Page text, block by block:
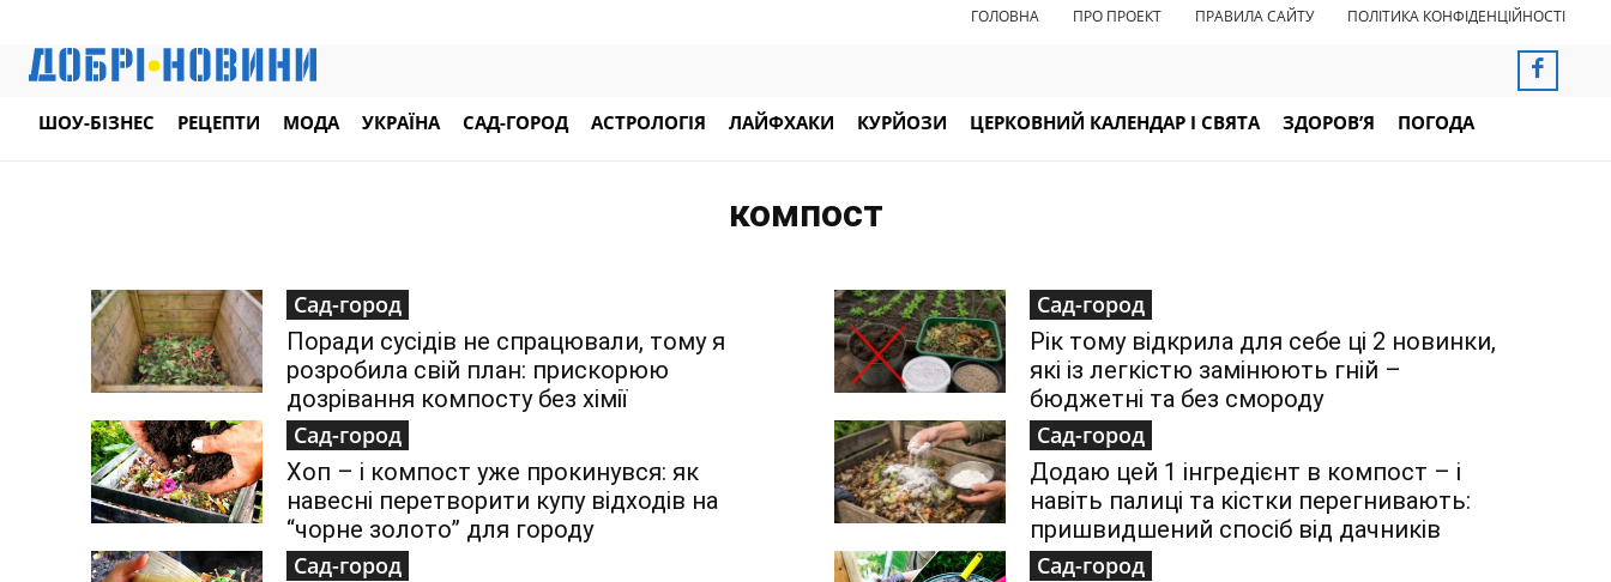
ГОЛОВНА ПРО ПРОЕКТ ПРАВИЛА САЙТУ ПОЛІТИКА КОНФІДЕНЦІЙНОСТІ
ШОУ-БІЗНЕС РЕЦЕПТИ МОДА УКРАЇНА САД-ГОРОД АСТРОЛОГІЯ ЛАЙФХАКИ КУРЙОЗИ ЦЕРКОВНИЙ КАЛЕНДАР І СВЯТА ЗДОРОВ’Я ПОГОДА
компост
Сад-город
Поради сусідів не спрацювали, тому я
розробила свій план: прискорюю
дозрівання компосту без хімії
Сад-город
Рік тому відкрила для себе ці 2 новинки,
які із легкістю замінюють гній –
бюджетні та без смороду
Сад-город
Хоп – і компост уже прокинувся: як
навесні перетворити купу відходів на
“чорне золото” для городу
Сад-город
Додаю цей 1 інгредієнт в компост – і
навіть палиці та кістки перегнивають:
пришвидшений спосіб від дачників
Сад-город
Сад-город